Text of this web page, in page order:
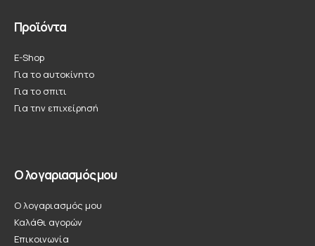
Προϊόντα
E-Shop
Για το αυτοκίνητο
Για το σπιτι
Για την επιχείρησή
Ο λογαριασμός μου
Ο λογαριασμός μου
Καλάθι αγορών
Επικοινωνία